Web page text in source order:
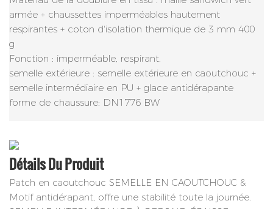
armée + chaussettes imperméables hautement
respirantes + coton d'isolation thermique de 3 mm 400
g
Fonction : imperméable, respirant.
semelle extérieure : semelle extérieure en caoutchouc +
semelle intermédiaire en PU + glace antidérapante
forme de chaussure: DN1776 BW
Détails Du Produit
Patch en caoutchouc SEMELLE EN CAOUTCHOUC &
Motif antidérapant, offre une stabilité toute la journée.